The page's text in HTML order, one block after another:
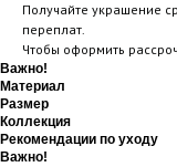
Получайте украшение
переплат.
Чтобы оформить
Важно!
Материал
Размер
Коллекция
Рекомендации по уходу
Важно!